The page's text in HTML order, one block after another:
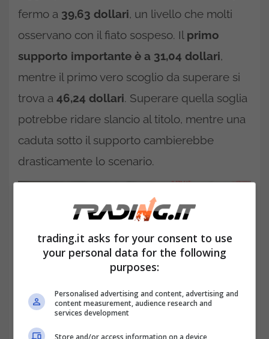
fermo a 39,63 dollari, un livello che molti
osservano con il fiato sospeso. Il primo
supporto importante è a 31,04 dollari,
mentre il primo vero scoglio da superare si
trova a 46,24 dollari. Superare quella soglia
potrebbe ridare slancio al titolo, mentre una
caduta sotto il supporto cambierebbe
drasticamente lo scenario.
trading.it asks for your consent to use
your personal data for the following
purposes:
Personalised advertising and content, advertising and
content measurement, audience research and
services development
Store and/or access information on a device